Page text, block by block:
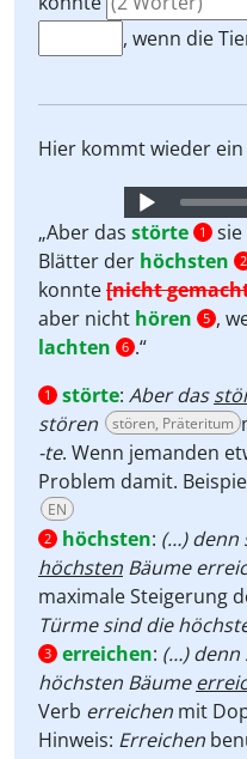
, wenn die
Hier kommt wieder
Audio
Player
„Aber das störte 1
Blätter der höchsten 2
konnte[nicht
aber nicht hören 5 ,
lachten
6 .“
1 störte: Aber das
stören
stören, Präteritum
-te. Wenn jemanden
Problem damit.
EN
2 höchsten: (…) denn
höchsten Bäume
maximale Steigerung
Türme sind die
3 erreichen: (…) denn
höchsten Bäume
Verb erreichen mit
Hinweis: Erreichen